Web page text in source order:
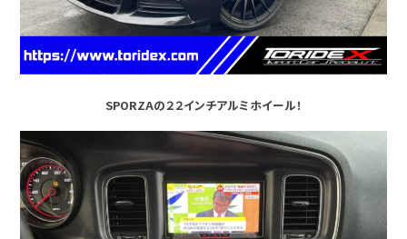
SPORZAの２２インチアルミホイール！